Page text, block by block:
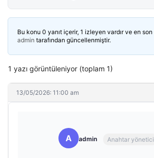
Bu konu 0 yanıt içerir, 1 izleyen vardır ve en son
admin tarafından güncellenmiştir.
1 yazı görüntüleniyor (toplam 1)
13/05/2026: 11:00 am
A admin Anahtar yönetici